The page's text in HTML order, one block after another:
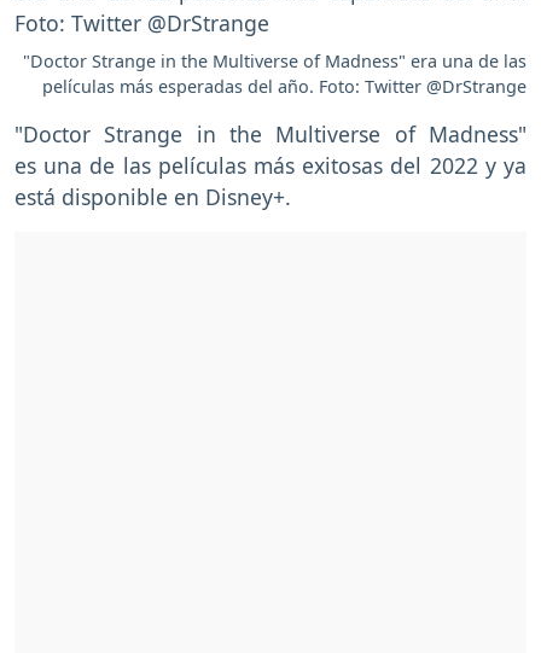
"Doctor Strange in the Multiverse of Madness" era una de las
películas más esperadas del año. Foto: Twitter @DrStrange
"Doctor Strange in the Multiverse of Madness"
es una de las películas más exitosas del 2022 y ya
está disponible en Disney+.